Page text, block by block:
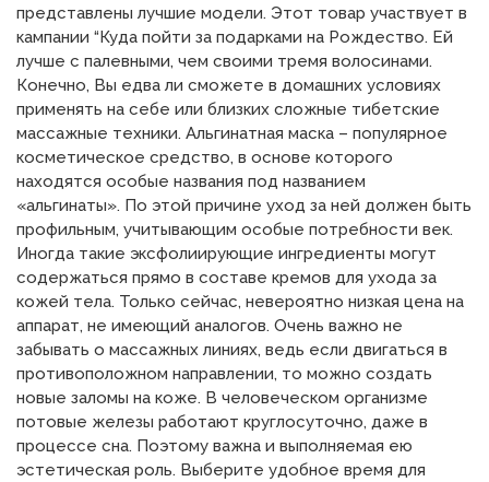
представлены лучшие модели. Этот товар участвует в
кампании “Куда пойти за подарками на Рождество. Ей
лучше с палевными, чем своими тремя волосинами.
Конечно, Вы едва ли сможете в домашних условиях
применять на себе или близких сложные тибетские
массажные техники. Альгинатная маска – популярное
косметическое средство, в основе которого
находятся особые названия под названием
«альгинаты». По этой причине уход за ней должен быть
профильным, учитывающим особые потребности век.
Иногда такие эксфолиирующие ингредиенты могут
содержаться прямо в составе кремов для ухода за
кожей тела. Только сейчас, невероятно низкая цена на
аппарат, не имеющий аналогов. Очень важно не
забывать о массажных линиях, ведь если двигаться в
противоположном направлении, то можно создать
новые заломы на коже. В человеческом организме
потовые железы работают круглосуточно, даже в
процессе сна. Поэтому важна и выполняемая ею
эстетическая роль. Выберите удобное время для